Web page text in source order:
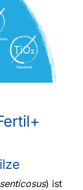
) ist